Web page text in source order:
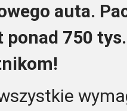
auta.
750